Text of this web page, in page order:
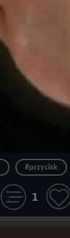
#przycisk
1